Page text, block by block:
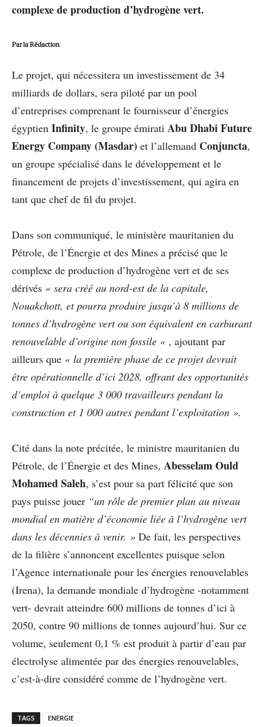
complexe de production d’hydrogène vert.
Par la Rédaction
Le projet, qui nécessitera un investissement de 34
milliards de dollars, sera piloté par un pool
d’entreprises comprenant le fournisseur d’énergies
égyptien Infinity, le groupe émirati Abu Dhabi Future
Energy Company (Masdar) et l’allemand Conjuncta,
un groupe spécialisé dans le développement et le
financement de projets d’investissement, qui agira en
tant que chef de fil du projet.
Dans son communiqué, le ministère mauritanien du
Pétrole, de l’Énergie et des Mines a précisé que le
complexe de production d’hydrogène vert et de ses
dérivés « sera créé au nord-est de la capitale,
Nouakchott, et pourra produire jusqu’à 8 millions de
tonnes d’hydrogène vert ou son équivalent en carburant
renouvelable d’origine non fossile « , ajoutant par
ailleurs que « la première phase de ce projet devrait
être opérationnelle d’ici 2028, offrant des opportunités
d’emploi à quelque 3 000 travailleurs pendant la
construction et 1 000 autres pendant l’exploitation ».
Cité dans la note précitée, le ministre mauritanien du
Pétrole, de l’Énergie et des Mines, Abesselam Ould
Mohamed Saleh, s’est pour sa part félicité que son
pays puisse jouer “un rôle de premier plan au niveau
mondial en matière d’économie liée à l’hydrogène vert
dans les décennies à venir. » De fait, les perspectives
de la filière s’annoncent excellentes puisque selon
l’Agence internationale pour les énergies renouvelables
(Irena), la demande mondiale d’hydrogène -notamment
vert- devrait atteindre 600 millions de tonnes d’ici à
2050, contre 90 millions de tonnes aujourd’hui. Sur ce
volume, seulement 0,1 % est produit à partir d’eau par
électrolyse alimentée par des énergies renouvelables,
c’est-à-dire considéré comme de l’hydrogène vert.
TAGS ENERGIE